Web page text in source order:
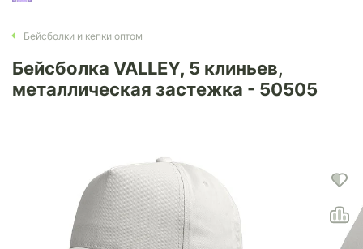
Бейсболки и кепки оптом
Бейсболка VALLEY, 5 клиньев,
металлическая застежка - 50505